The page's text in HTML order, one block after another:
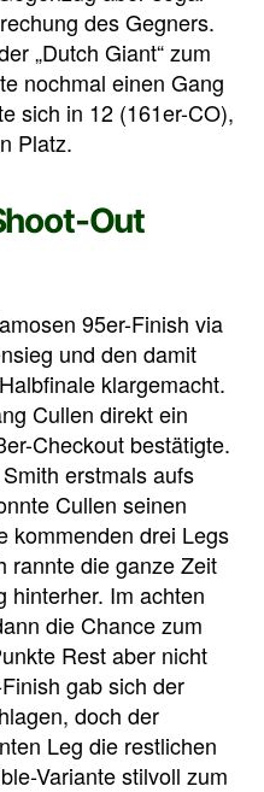
des Gegners.
„Dutch Giant“ zum
nochmal einen Gang
sich in 12 (161er-CO),
Platz.
Out
95er-Finish via
und den damit
klargemacht.
Cullen direkt ein
Checkout bestätigte.
erstmals aufs
Cullen seinen
kommenden drei Legs
rannte die ganze Zeit
hinterher. Im achten
die Chance zum
Rest aber nicht
gab sich der
doch der
Leg die restlichen
Variante stilvoll zum